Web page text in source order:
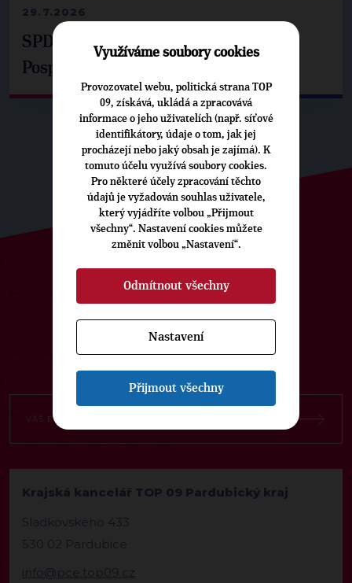
29.7.2026
SPD už není ve zprávě o extremismu.
Pospíšil: Je tu pachuť
ODEBÍREJTE NÁŠ TOPOVÝ
NEWSLETTER
Krajská kancelář TOP 09 Pardubický kraj
Sladkovského 433
530 02 Pardubice
info@pce.top09.cz
Využíváme soubory cookies
Provozovatel webu, politická strana TOP
09, získává, ukládá a zpracovává
informace o jeho uživatelích (např. síťové
identifikátory, údaje o tom, jak jej
procházejí nebo jaký obsah je zajímá). K
tomuto účelu využívá soubory cookies.
Pro některé účely zpracování těchto
údajů je vyžadován souhlas uživatele,
který vyjádříte volbou „Přijmout
všechny“. Nastavení cookies můžete
změnit volbou „Nastavení“.
Odmítnout všechny
Nastavení
Přijmout všechny